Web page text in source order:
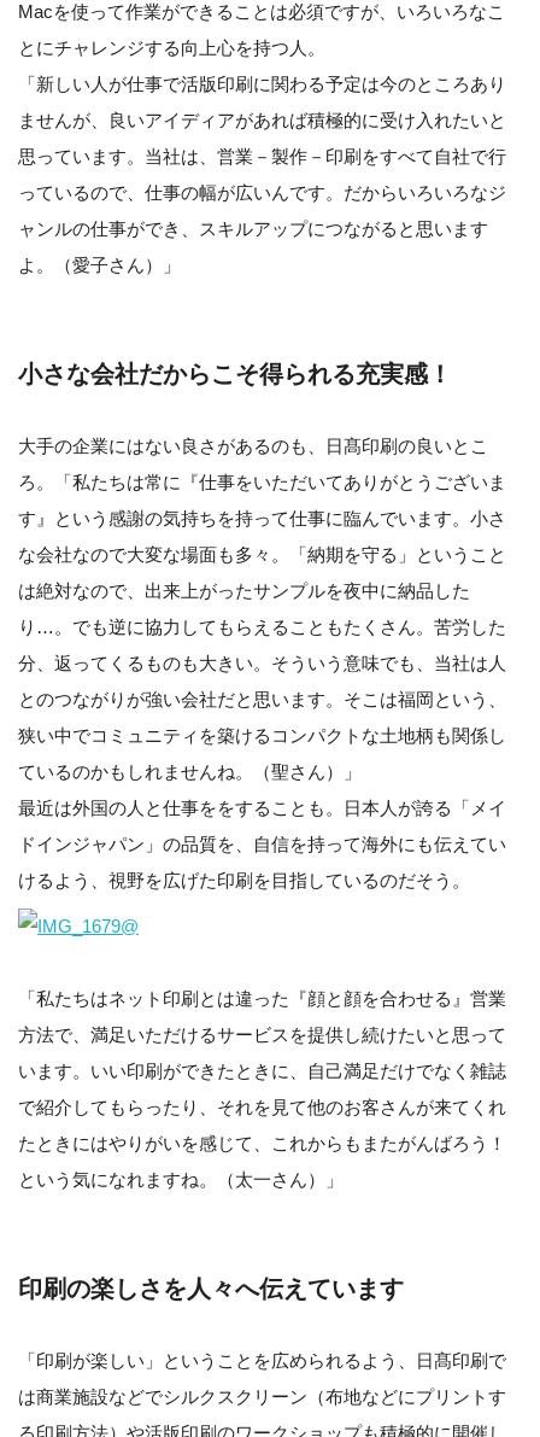
Macを使って作業ができることは必須ですが、いろいろなこ
とにチャレンジする向上心を持つ人。
「新しい人が仕事で活版印刷に関わる予定は今のところあり
ませんが、良いアイディアがあれば積極的に受け入れたいと
思っています。当社は、営業－製作－印刷をすべて自社で行
っているので、仕事の幅が広いんです。だからいろいろなジ
ャンルの仕事ができ、スキルアップにつながると思います
よ。（愛子さん）」
小さな会社だからこそ得られる充実感！
大手の企業にはない良さがあるのも、日髙印刷の良いとこ
ろ。「私たちは常に『仕事をいただいてありがとうございま
す』という感謝の気持ちを持って仕事に臨んでいます。小さ
な会社なので大変な場面も多々。「納期を守る」ということ
は絶対なので、出来上がったサンプルを夜中に納品した
り…。でも逆に協力してもらえることもたくさん。苦労した
分、返ってくるものも大きい。そういう意味でも、当社は人
とのつながりが強い会社だと思います。そこは福岡という、
狭い中でコミュニティを築けるコンパクトな土地柄も関係し
ているのかもしれませんね。（聖さん）」
最近は外国の人と仕事ををすることも。日本人が誇る「メイ
ドインジャパン」の品質を、自信を持って海外にも伝えてい
けるよう、視野を広げた印刷を目指しているのだそう。
「私たちはネット印刷とは違った『顔と顔を合わせる』営業
方法で、満足いただけるサービスを提供し続けたいと思って
います。いい印刷ができたときに、自己満足だけでなく雑誌
で紹介してもらったり、それを見て他のお客さんが来てくれ
たときにはやりがいを感じて、これからもまたがんばろう！
という気になれますね。（太一さん）」
印刷の楽しさを人々へ伝えています
「印刷が楽しい」ということを広められるよう、日髙印刷で
は商業施設などでシルクスクリーン（布地などにプリントす
る印刷方法）や活版印刷のワークショップも積極的に開催し